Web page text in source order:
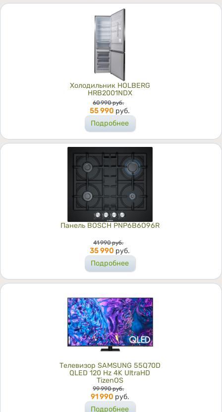
Холодильник HOLBERG
HRB2001NDX
Цена
60 990 руб.
55 990 руб.
Подробнее
Панель BOSCH PNP6B6O96R
Цена
41 990 руб.
35 990 руб.
Подробнее
Телевизор SAMSUNG 55Q70D
QLED 120 Hz 4K UltraHD
TizenOS
Цена
99 990 руб.
91 990 руб.
Подробнее